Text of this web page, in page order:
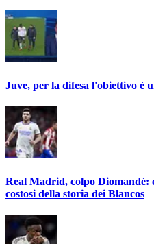
Juve, per la difesa l'obiettivo è
Real Madrid, colpo Diomandé:
costosi della storia dei Blancos